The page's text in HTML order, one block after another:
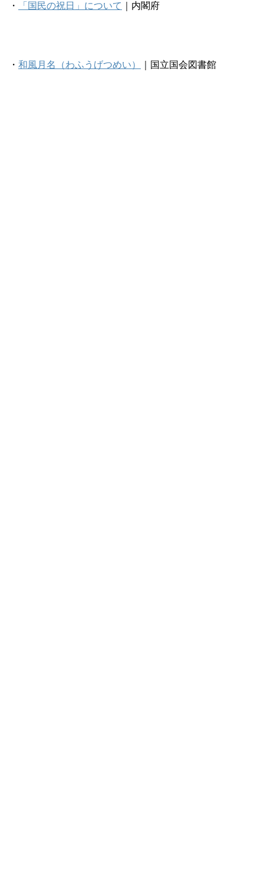
・ 「国民の祝日」について ｜内閣府
・ 和風月名（わふうげつめい） ｜国立国会図書館